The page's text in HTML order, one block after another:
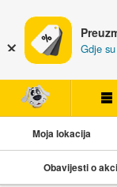
Gdje
Moja lokacija
Obavijesti o